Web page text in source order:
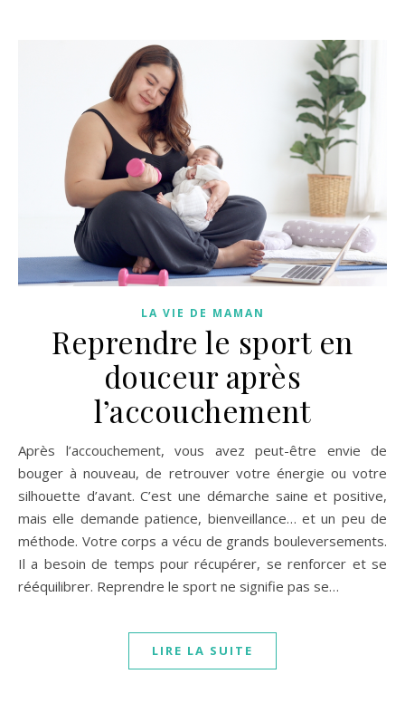
LA VIE DE MAMAN
Reprendre le sport en
douceur après
l’accouchement
Après l’accouchement, vous avez peut-être envie de
bouger à nouveau, de retrouver votre énergie ou votre
silhouette d’avant. C’est une démarche saine et positive,
mais elle demande patience, bienveillance… et un peu de
méthode. Votre corps a vécu de grands bouleversements.
Il a besoin de temps pour récupérer, se renforcer et se
rééquilibrer. Reprendre le sport ne signifie pas se…
LIRE LA SUITE